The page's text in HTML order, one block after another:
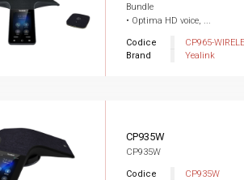
Bundle
• Optima HD voice, ...
Codice
CP965-
Brand
Yealink
CP935W
CP935W
Codice
CP935W